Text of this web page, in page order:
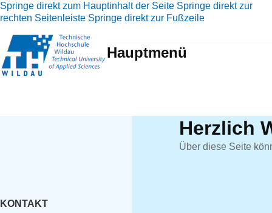
Springe direkt zum Hauptinhalt der Seite Springe direkt zur
rechten Seitenleiste Springe direkt zur Fußzeile
Hauptmenü
Herzlich
Über diese Seite
KONTAKT